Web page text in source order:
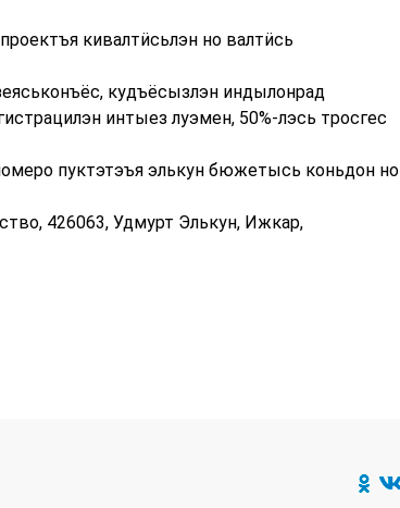
кивалтӥсьлэн но валтӥсь
кудъёсызлэн индылонрад
интыез луэмен, 50%-лэсь тросгес
пуктэтэъя элькун бюжетысь коньдон но
426063, Удмурт Элькун, Ижкар,